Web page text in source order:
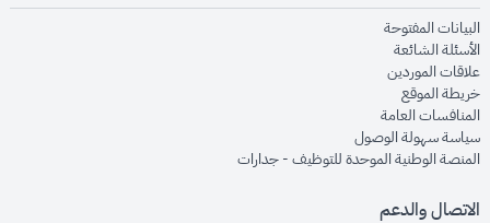
البيانات المفتوحةopens in new window
الأسئلة الشائعةopens in new window
علاقات الموردينopens in new window
خريطة الموقعopens in new window
المنافسات العامةopens in new window
سياسة سهولة الوصولopens in new window
المنصة الوطنية الموحدة للتوظيف - جداراتopens in new window
الاتصال والدعم